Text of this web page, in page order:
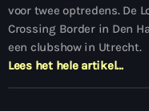
voor twee optredens. De
Crossing Border in Den
een clubshow in Utrecht.
Lees het hele artikel…